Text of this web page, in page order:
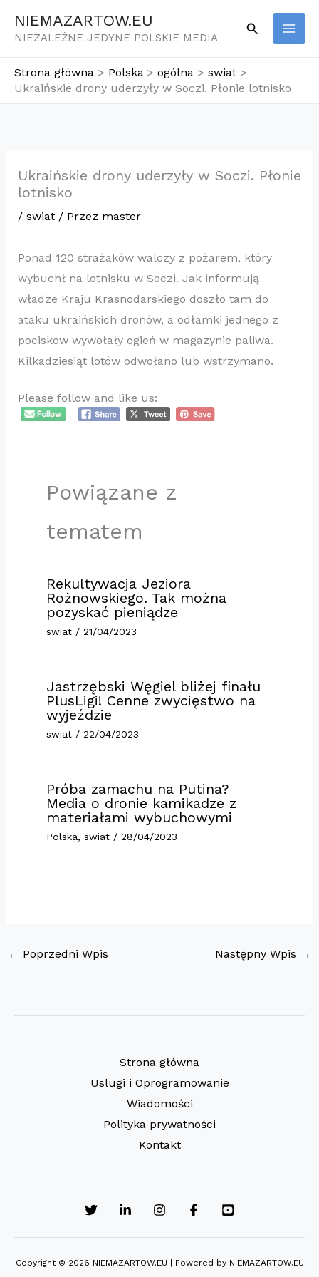
NIEMAZARTOW.EU
NIEZALEŻNE JEDYNE POLSKIE MEDIA
Szukaj
Strona główna Polska ogólna
swiat
Ukraińskie drony uderzyły w Soczi. Płonie lotnisko
Ukraińskie drony uderzyły w Soczi. Płonie
lotnisko
/ swiat/ Przez master
Ponad 120 strażaków walczy z pożarem, który
wybuchł na lotnisku w Soczi. Jak informują
władze Kraju Krasnodarskiego doszło tam do
ataku ukraińskich dronów, a odłamki jednego z
pocisków wywołały ogień w magazynie paliwa.
Kilkadziesiąt lotów odwołano lub wstrzymano.
Please follow and like us:
Powiązane z
tematem
Rekultywacja Jeziora
Rożnowskiego. Tak można
pozyskać pieniądze
swiat/ 21/04/2023
Jastrzębski Węgiel bliżej finału
PlusLigi! Cenne zwycięstwo na
wyjeździe
swiat/ 22/04/2023
Próba zamachu na Putina?
Media o dronie kamikadze z
materiałami wybuchowymi
Polska, swiat/ 28/04/2023
← Poprzedni Wpis Następny Wpis →
Strona główna
Uslugi i Oprogramowanie
Wiadomości
Polityka prywatności
Kontakt
Copyright © 2026 NIEMAZARTOW.EU | Powered by NIEMAZARTOW.EU